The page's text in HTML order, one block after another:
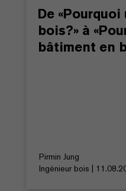
De
bois?» à
bâtiment en
Pirmin Jung
Ingénieur bois |